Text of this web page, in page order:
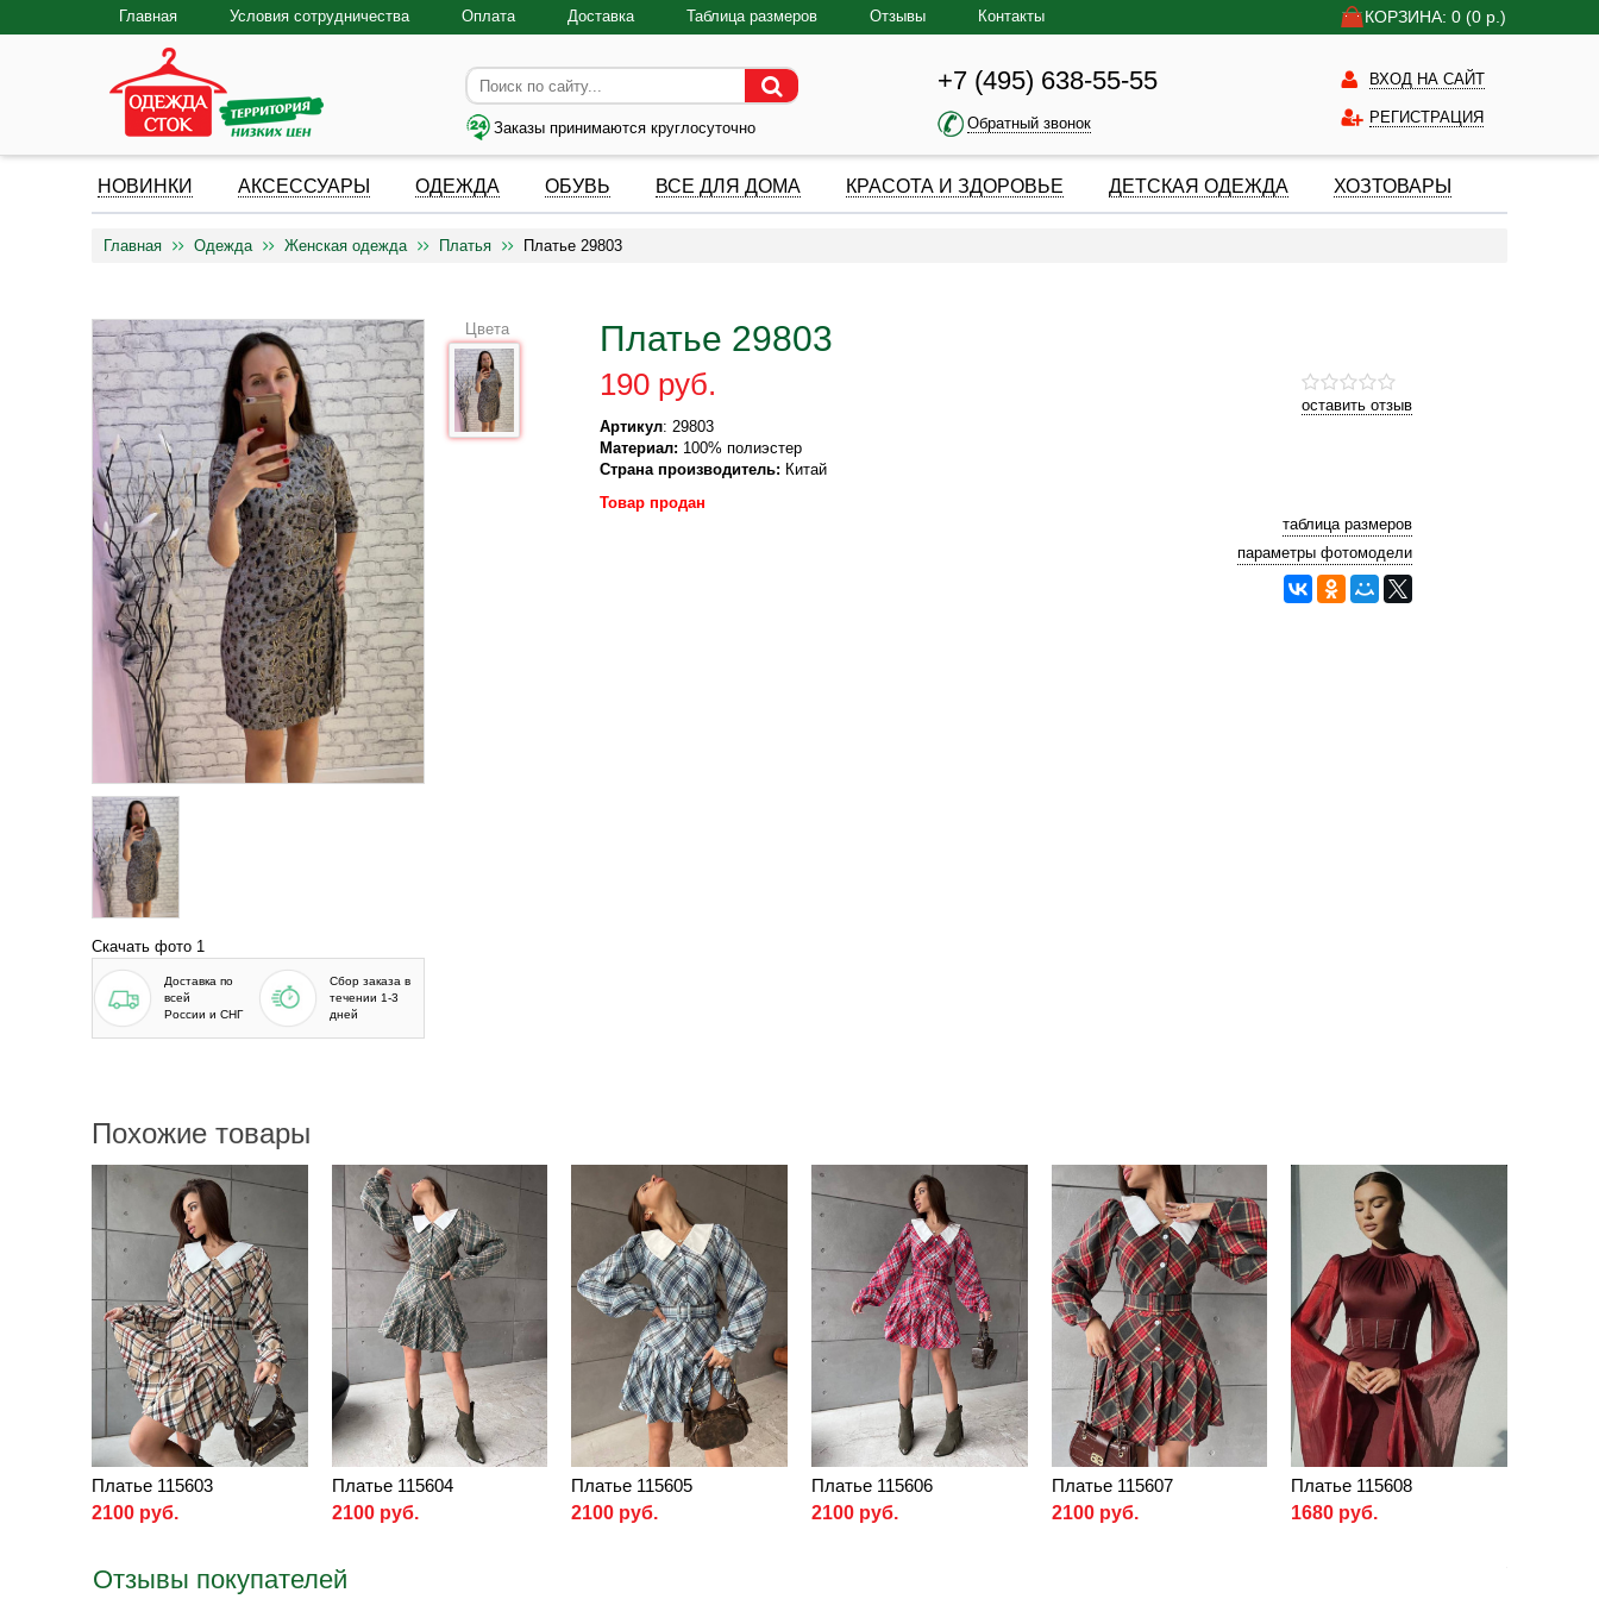
КОРЗИНА: 0 (0 р.)
Главная Условия сотрудничества Оплата Доставка Таблица размеров Отзывы Контакты
Заказы принимаются круглосуточно
+7 (495) 638-55-55
Обратный звонок
ВХОД НА САЙТ
РЕГИСТРАЦИЯ
НОВИНКИ АКСЕССУАРЫ ОДЕЖДА ОБУВЬ ВСЕ ДЛЯ ДОМА КРАСОТА И ЗДОРОВЬЕ ДЕТСКАЯ ОДЕЖДА ХОЗТОВАРЫ
Главная Одежда Женская одежда Платья Платье 29803
Скачать фото 1
Доставка по
всей
России и СНГ
Сбор заказа в
течении 1-3
дней
Платье 29803
оставить отзыв
190 руб.
Артикул: 29803
Материал: 100% полиэстер
Страна производитель: Китай
Цвета
Товар продан
таблица размеров
параметры фотомодели
Похожие товары
Платье 115603
2100 руб.
Платье 115604
2100 руб.
Платье 115605
2100 руб.
Платье 115606
2100 руб.
Платье 115607
2100 руб.
Платье 115608
1680 руб.
Отзывы покупателей